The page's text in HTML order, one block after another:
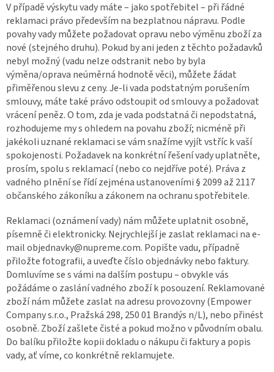
V případě výskytu vady máte – jako spotřebitel – při řádné
reklamaci právo především na bezplatnou nápravu. Podle
povahy vady můžete požadovat opravu nebo výměnu zboží za
nové (stejného druhu). Pokud by ani jeden z těchto požadavků
nebyl možný (vadu nelze odstranit nebo by byla
výměna/oprava neúměrná hodnotě věci), můžete žádat
přiměřenou slevu z ceny. Je-li vada podstatným porušením
smlouvy, máte také právo odstoupit od smlouvy a požadovat
vrácení peněz. O tom, zda je vada podstatná či nepodstatná,
rozhodujeme my s ohledem na povahu zboží; nicméně při
jakékoli uznané reklamaci se vám snažíme vyjít vstříc k vaší
spokojenosti. Požadavek na konkrétní řešení vady uplatněte,
prosím, spolu s reklamací (nebo co nejdříve poté). Práva z
vadného plnění se řídí zejména ustanoveními § 2099 až 2117
občanského zákoníku a zákonem na ochranu spotřebitele.
Reklamaci (oznámení vady) nám můžete uplatnit osobně,
písemně či elektronicky. Nejrychlejší je zaslat reklamaci na e-
mail objednavky@nupreme.com. Popište vadu, případně
přiložte fotografii, a uveďte číslo objednávky nebo faktury.
Domluvíme se s vámi na dalším postupu – obvykle vás
požádáme o zaslání vadného zboží k posouzení. Reklamované
zboží nám můžete zaslat na adresu provozovny (Empower
Company s.r.o., Pražská 298, 250 01 Brandýs n/L), nebo přinést
osobně. Zboží zašlete čisté a pokud možno v původním obalu.
Do balíku přiložte kopii dokladu o nákupu či faktury a popis
vady, ať víme, co konkrétně reklamujete.